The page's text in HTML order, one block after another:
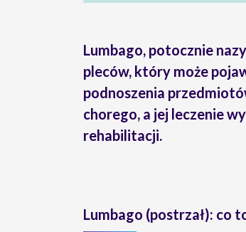
Lumbago, potocznie
pleców, który może
podnoszenia
chorego, a jej leczenie
rehabilitacji.
Lumbago (postrzał): co